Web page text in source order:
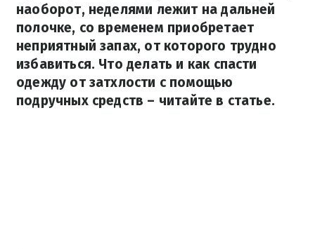
наоборот, неделями лежит на дальней
полочке, со временем приобретает
неприятный запах, от которого трудно
избавиться. Что делать и как спасти
одежду от затхлости с помощью
подручных средств – читайте в статье.